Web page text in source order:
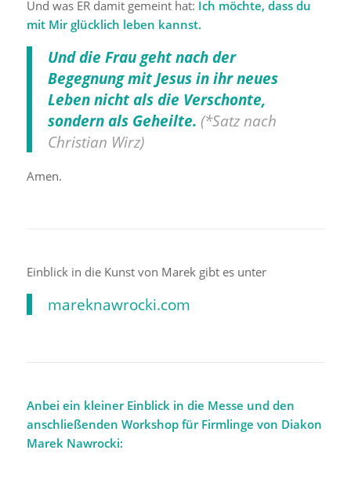
Und was ER damit gemeint hat: Ich möchte, dass du
mit Mir glücklich leben kannst.
Und die Frau geht nach der
Begegnung mit Jesus in ihr neues
Leben nicht als die Verschonte,
sondern als Geheilte. (*Satz nach
Christian Wirz)
Amen.
Einblick in die Kunst von Marek gibt es unter
mareknawrocki.com
Anbei ein kleiner Einblick in die Messe und den
anschließenden Workshop für Firmlinge von Diakon
Marek Nawrocki: